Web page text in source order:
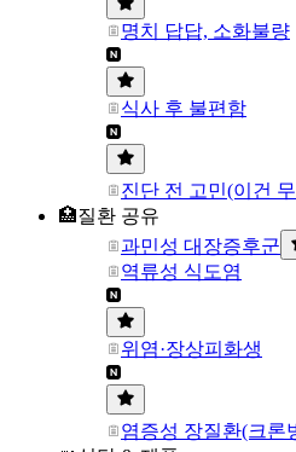
명치 답답, 소화불량
식사 후 불편함
진단 전 고민(이건
🏥질환 공유
과민성 대장증후군
역류성 식도염
위염·장상피화생
염증성 장질환(크론